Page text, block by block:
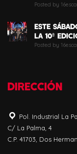
Posted by
ESTE
LA 10ª
Posted by
DIRECCIÓN
Pol. Industrial La
C/ La Palma, 4
C.P. 41703, Dos